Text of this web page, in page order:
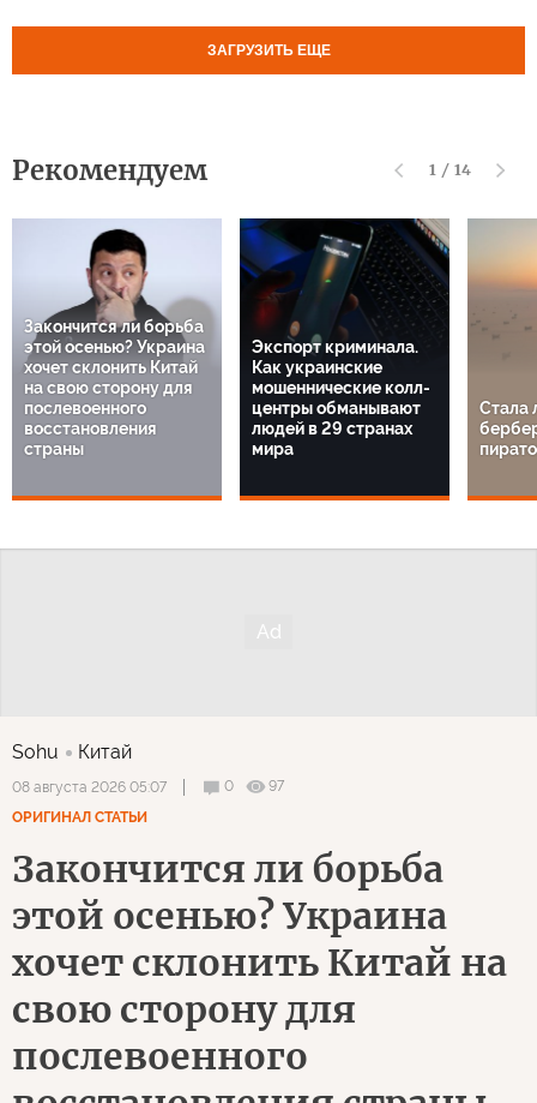
ЗАГРУЗИТЬ ЕЩЕ
Рекомендуем 1 / 14
Закончится ли борьба
этой осенью? Украина
хочет склонить Китай
на свою сторону для
послевоенного
восстановления
страны
Экспорт криминала.
Как украинские
мошеннические колл-
центры обманывают
людей в 29 странах
мира
Стала
Sohu Китай
08 августа 2026 05:07 0
97
ОРИГИНАЛ СТАТЬИ
Закончится ли борьба
этой осенью? Украина
хочет склонить Китай на
свою сторону для
послевоенного